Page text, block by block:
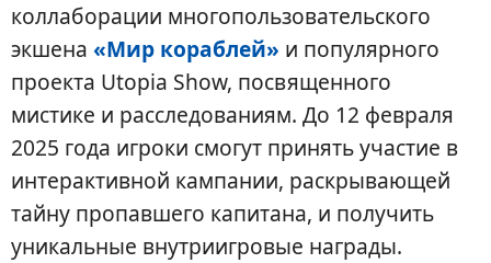
коллаборации многопользовательского
экшена «Мир кораблей» и популярного
проекта Utopia Show, посвященного
мистике и расследованиям. До 12 февраля
2025 года игроки смогут принять участие в
интерактивной кампании, раскрывающей
тайну пропавшего капитана, и получить
уникальные внутриигровые награды.